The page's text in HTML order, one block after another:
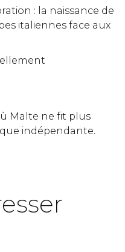
: la naissance de
italiennes face aux
Malte ne fit plus
indépendante.